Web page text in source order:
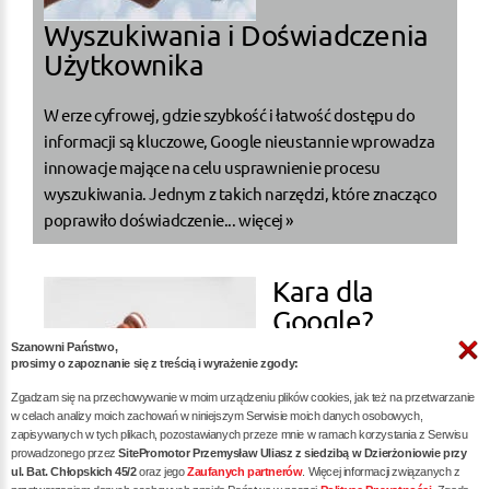
Wyszukiwania i Doświadczenia
Użytkownika
W erze cyfrowej, gdzie szybkość i łatwość dostępu do
informacji są kluczowe, Google nieustannie wprowadza
innowacje mające na celu usprawnienie procesu
wyszukiwania. Jednym z takich narzędzi, które znacząco
poprawiło doświadczenie...więcej »
Kara dla
Google?
więcej »
Szanowni Państwo,
prosimy o zapoznanie się z treścią i wyrażenie zgody:
Zgadzam się na przechowywanie w moim urządzeniu plików cookies, jak też na przetwarzanie
w celach analizy moich zachowań w niniejszym Serwisie moich danych osobowych,
zapisywanych w tych plikach, pozostawianych przeze mnie w ramach korzystania z Serwisu
prowadzonego przezSitePromotor Przemysław Uliasz z siedzibą w Dzierżoniowie przy
ul. Bat. Chłopskich 45/2oraz jegoZaufanych partnerów. Więcej informacji związanych z